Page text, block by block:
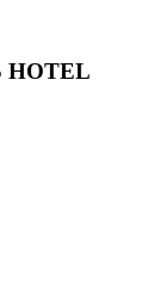
HOTEL